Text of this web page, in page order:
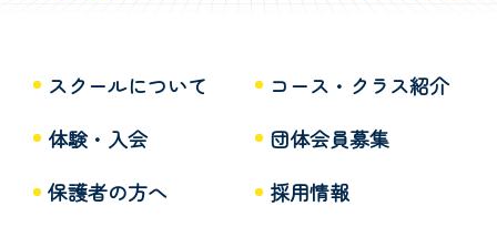
スクールについて
コース・クラス紹介
体験・入会
団体会員募集
保護者の方へ
採用情報